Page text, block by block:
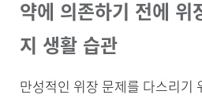
약에 의존하기 전에 위
지 생활 습관
만성적인 위장 문제를 다스리기